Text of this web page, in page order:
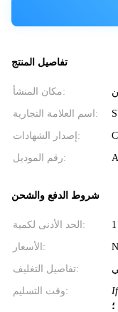
تفاصيل المنتج
مكان المنشأ:
اسم العلامة التجارية:
إصدار الشهادات:
رقم الموديل:
شروط الدفع والشحن
الحد الأدنى لكمية:
الأسعار:
تفاصيل التغليف:
وقت التسليم: